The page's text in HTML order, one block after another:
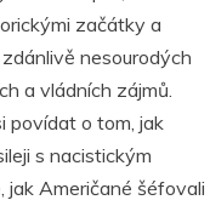
začátky a
nesourodých
a vládních zájmů.
povídat o tom, jak
s nacistickým
jak Američané šéfovali